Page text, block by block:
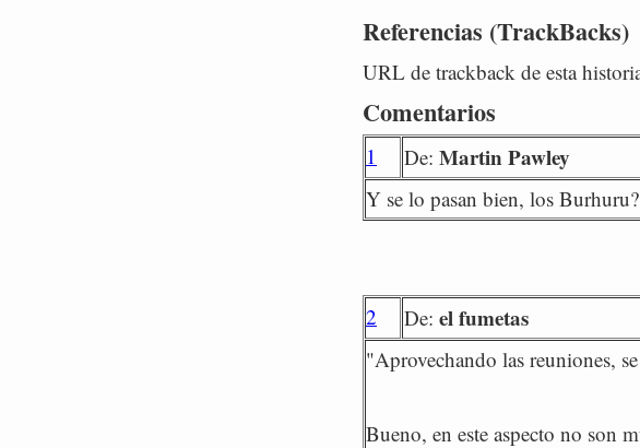
Referencias (TrackBacks)
URL de trackback de esta
Comentarios
1 De: Martin Pawley
Y se lo pasan bien, los Burhuru?
2 De: el fumetas
"Aprovechando las reuniones,
Bueno, en este aspecto no son